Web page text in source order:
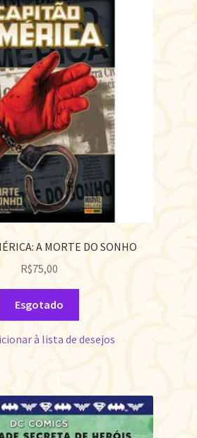
A MORTE DO SONHO
R$75,00
Esgotado
à lista de desejos